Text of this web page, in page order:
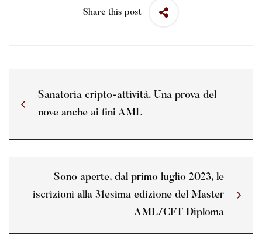
Share this post
Sanatoria cripto-attività. Una prova del
nove anche ai fini AML
Sono aperte, dal primo luglio 2023, le
iscrizioni alla 31esima edizione del Master
AML/CFT Diploma